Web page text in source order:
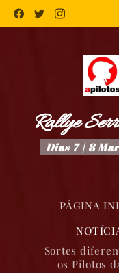
Rallye
Dias 7 | 8
PÁGINA
Sortes
os Pilotos